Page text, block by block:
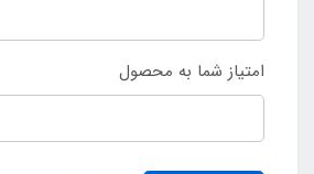
امتیاز شما به محصول